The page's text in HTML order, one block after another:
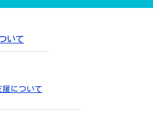
いて
援について